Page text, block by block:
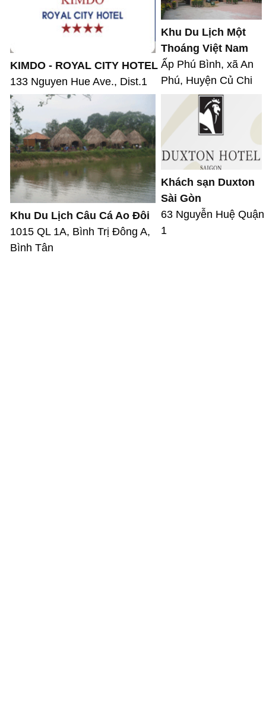
KIMDO - ROYAL CITY HOTEL
133 Nguyen Hue Ave., Dist.1
Khu Du Lịch Một
Thoáng Việt Nam
Ấp Phú Bình, xã An
Phú, Huyện Củ Chi
Khu Du Lịch Câu Cá Ao Đôi
1015 QL 1A, Bình Trị Đông A,
Bình Tân
Khách sạn Duxton
Sài Gòn
63 Nguyễn Huệ Quận
1